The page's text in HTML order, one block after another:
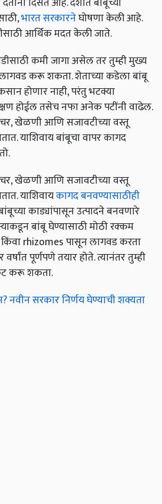
भारत सरकारनेघोषणा केली आहे.
आर्थिक मदत केली जाते.
कमी जागा असेल तर तुम्ही मुख्य
करू शकता. शेताच्या कडेला बांबू
होणार नाही, परंतु भटक्या
होईल तसेच नफा अनेक पटींनी वाढेल.
खेळणी आणि सजावटीच्या वस्तू
याशिवाय बांबूचा वापर कागद
खेळणी आणि सजावटीच्या वस्तू
याशिवायकागद बनवण्यासाठीही
काड्यांपासून उत्पादने बनवणारे
बांबू घेण्यासाठी मोठी रक्कम
rhizomes पासून लागवड करता
पूर्णपणे तयार होते. त्यानंतर तुम्ही
करू शकता.
सरकार निर्णय घेण्याची शक्यता